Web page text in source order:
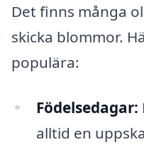
Det finns många
skicka blommor.
populära:
Födelsedagar:
alltid en